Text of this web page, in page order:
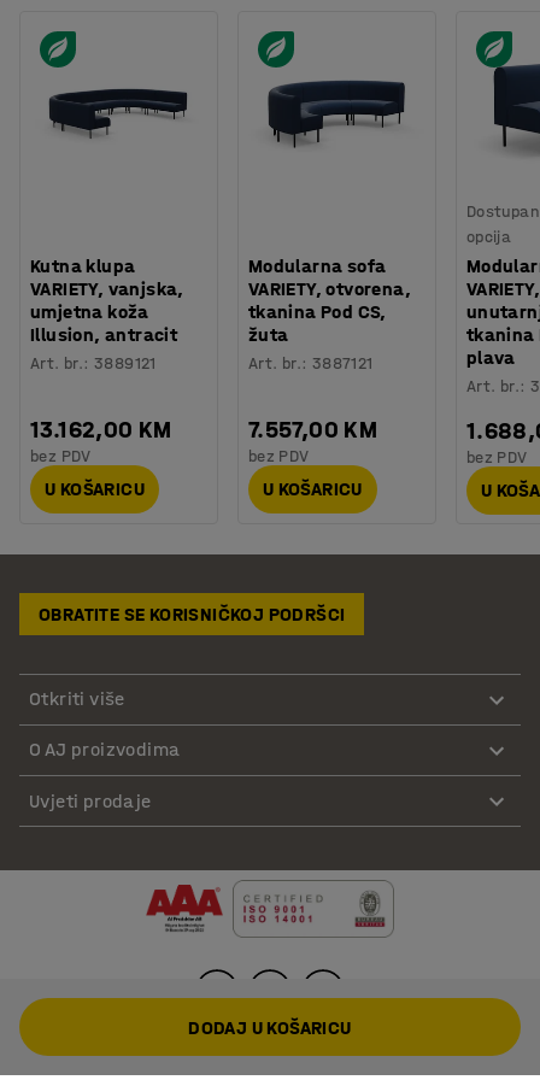
Kutna klupa
VARIETY, vanjska,
umjetna koža
Illusion, antracit
Art. br.:3889121
13.162,00 KM
bez PDV
U KOŠARICU
Modularna sofa
VARIETY, otvorena,
tkanina Pod CS,
žuta
Art. br.: 3887121
7.557,00 KM
bez PDV
U KOŠARICU
opcija
tkanina
plava
Art. br.:
bez PDV
U
OBRATITE SE KORISNIČKOJ PODRŠCI
Otkriti više
O AJ proizvodima
Uvjeti prodaje
DODAJ U KOŠARICU